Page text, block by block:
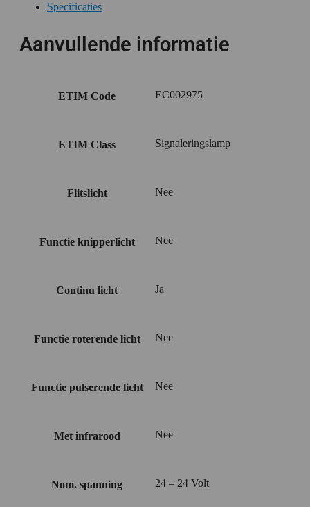
Specificaties
Aanvullende informatie
ETIM Code EC002975
ETIM Class Signaleringslamp
Flitslicht Nee
Functie knipperlicht Nee
Continu licht Ja
Functie roterende licht Nee
Functie pulserende licht Nee
Met infrarood Nee
Nom. spanning 24 – 24 Volt